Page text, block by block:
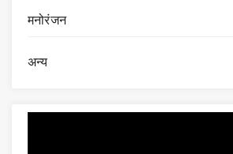
मनोरंजन
अन्य